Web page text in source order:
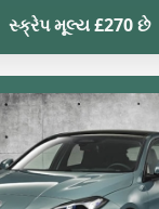
સ્ક્રેપ મૂલ્ય £270 છે